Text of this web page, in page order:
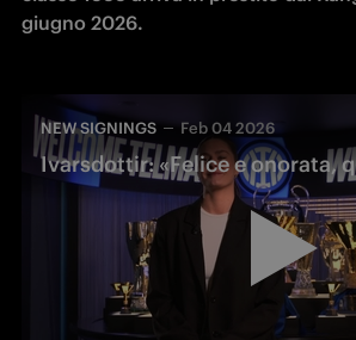
giugno 2026.
NEW SIGNINGS Feb 04 2026